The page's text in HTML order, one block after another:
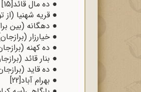
● ده مال قائد[15]
● قریه شهنیا (از
● دهگانه (بین
● خیارزار
● ده کهنه
● بنار قائد
● ده قاید
● بهرام آباد[22]